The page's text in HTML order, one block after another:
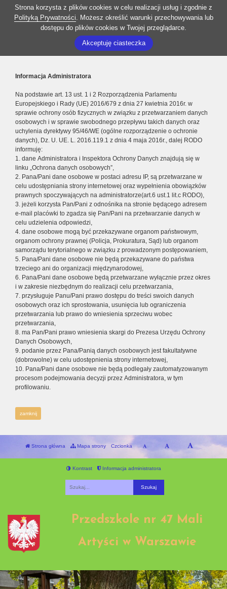
Strona korzysta z plików cookies w celu realizacji usług i zgodnie z
Polityką Prywatności. Możesz określić warunki przechowywania lub
dostępu do plików cookies w Twojej przeglądarce.
Akceptuję ciasteczka
Informacja Administratora
Na podstawie art. 13 ust. 1 i 2 Rozporządzenia Parlamentu
Europejskiego i Rady (UE) 2016/679 z dnia 27 kwietnia 2016r. w
sprawie ochrony osób fizycznych w związku z przetwarzaniem danych
osobowych i w sprawie swobodnego przepływu takich danych oraz
uchylenia dyrektywy 95/46/WE (ogólne rozporządzenie o ochronie
danych), Dz. U. UE. L. 2016.119.1 z dnia 4 maja 2016r., dalej RODO
informuję:
1. dane Administratora i Inspektora Ochrony Danych znajdują się w
linku „Ochrona danych osobowych”,
2. Pana/Pani dane osobowe w postaci adresu IP, są przetwarzane w
celu udostępniania strony internetowej oraz wypełnienia obowiązków
prawnych spoczywających na administratorze(art.6 ust.1 lit.c RODO),
3. jeżeli korzysta Pan/Pani z odnośnika na stronie będącego adresem
e-mail placówki to zgadza się Pan/Pani na przetwarzanie danych w
celu udzielenia odpowiedzi,
4. dane osobowe mogą być przekazywane organom państwowym,
organom ochrony prawnej (Policja, Prokuratura, Sąd) lub organom
samorządu terytorialnego w związku z prowadzonym postępowaniem,
5. Pana/Pani dane osobowe nie będą przekazywane do państwa
trzeciego ani do organizacji międzynarodowej,
6. Pana/Pani dane osobowe będą przetwarzane wyłącznie przez okres
i w zakresie niezbędnym do realizacji celu przetwarzania,
7. przysługuje Panu/Pani prawo dostępu do treści swoich danych
osobowych oraz ich sprostowania, usunięcia lub ograniczenia
przetwarzania lub prawo do wniesienia sprzeciwu wobec
przetwarzania,
8. ma Pan/Pani prawo wniesienia skargi do Prezesa Urzędu Ochrony
Danych Osobowych,
9. podanie przez Pana/Panią danych osobowych jest fakultatywne
(dobrowolne) w celu udostępnienia strony internetowej,
10. Pana/Pani dane osobowe nie będą podlegały zautomatyzowanym
procesom podejmowania decyzji przez Administratora, w tym
profilowaniu.
zamknij
Strona główna Mapa strony Czcionka
Kontrast Informacja administratora
Przedszkole nr 47 Mali
Artyści w Warszawie